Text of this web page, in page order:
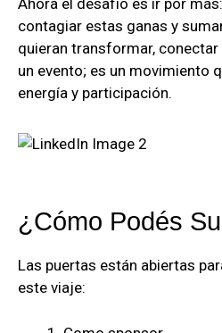
Ahora el desafío es ir por
contagiar estas ganas y
quieran transformar, conectar
un evento; es un movimiento
energía y participación.
¿Cómo Podés
Las puertas están abiertas
este viaje: